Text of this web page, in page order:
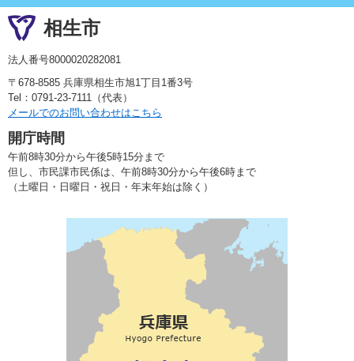
相生市
法人番号8000020282081
〒678-8585 兵庫県相生市旭1丁目1番3号
Tel：0791-23-7111（代表）
メールでのお問い合わせはこちら
開庁時間
午前8時30分から午後5時15分まで
但し、市民課市民係は、午前8時30分から午後6時まで
（土曜日・日曜日・祝日・年末年始は除く）